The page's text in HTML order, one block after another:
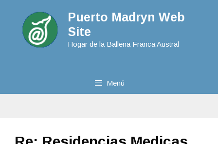
Puerto Madryn Web
Site
Hogar de la Ballena Franca Austral
Menú